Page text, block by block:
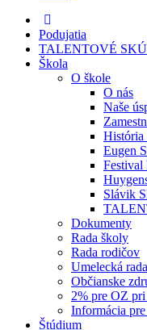
Podujatia
TALENTOVÉ
Škola
O škole
O nás
Naše
Eugen
Festival
Slávik
Dokumenty
Rada školy
Rada rodičov
Umelecká rada
Občianske
2% pre OZ
Informácia
Štúdium